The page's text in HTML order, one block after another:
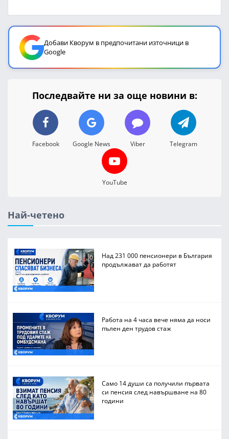
Добави Кворум в предпочитани източници в
Google
Последвайте ни за още новини в:
Facebook Google News Viber Telegram
YouTube
Най-четено
Над 231 000 пенсионери в България
продължават да работят
Работа на 4 часа вече няма да носи
пълен ден трудов стаж
Само 14 души са получили първата
си пенсия след навършване на 80
години